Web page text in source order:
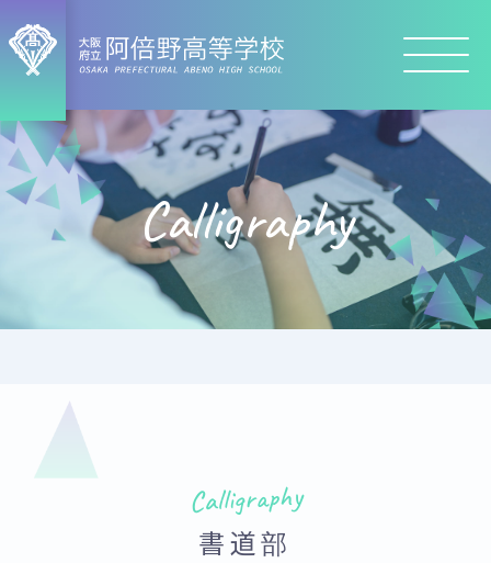
Calligraphy
Calligraphy
書道部